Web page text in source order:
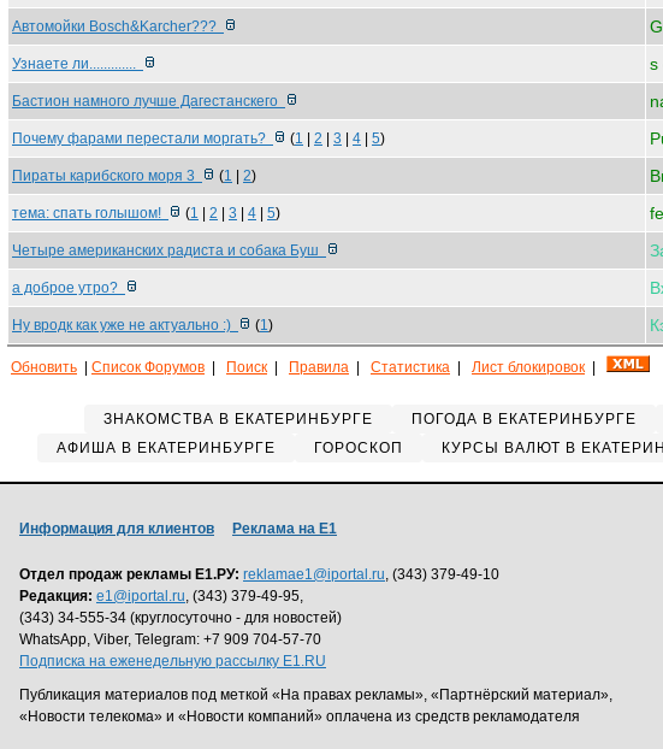
Автомойки Bosch&Karcher???
Узнаете ли............. s
Бастион намного лучше Дагестанскего
Почему фарами перестали моргать? (1 2 3 4 5)
Пираты карибского моря 3 (1 2)
тема: спать голышом! (1 2 3 4 5)
Четыре американских радиста и собака Буш
а доброе утро?
Ну вродк как уже не актуально :) (1)
Обновить Список Форумов Поиск Правила Статистика Лист блокировок
ЗНАКОМСТВА В ЕКАТЕРИНБУРГЕ ПОГОДА В ЕКАТЕРИНБУРГЕ
АФИША В ЕКАТЕРИНБУРГЕ
ГОРОСКОП КУРСЫ ВАЛЮТ В
Информация для клиентов Реклама на Е1
Отдел продаж рекламы Е1.РУ: reklamae1@iportal.ru, (343) 379-49-10
Редакция: e1@iportal.ru, (343) 379-49-95,
(343) 34-555-34 (круглосуточно - для новостей)
WhatsApp, Viber, Telegram: +7 909 704-57-70
Подписка на еженедельную рассылку E1.RU
Публикация материалов под меткой «На правах рекламы», «Партнёрский материал»,
«Новости телекома» и «Новости компаний» оплачена из средств рекламодателя